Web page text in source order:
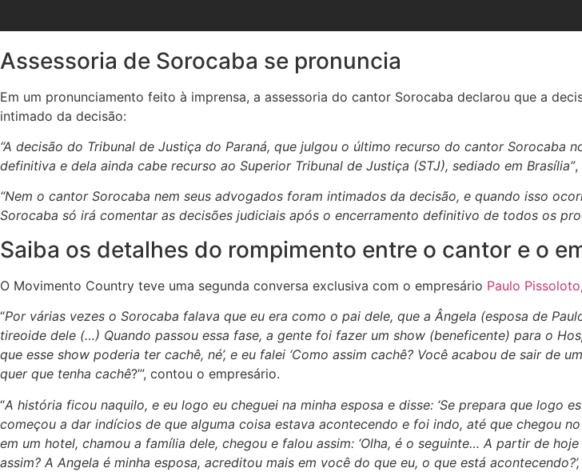
Assessoria de Sorocaba se pronuncia
Em um pronunciamento feito à imprensa, a assessoria do cantor Sorocaba declarou que a
intimado da decisão:
“A decisão do Tribunal de Justiça do Paraná, que julgou o último recurso do cantor Sorocaba
definitiva e dela ainda cabe recurso ao Superior Tribunal de Justiça (STJ), sediado em Brasília”,
“Nem o cantor Sorocaba nem seus advogados foram intimados da decisão, e quando isso
Sorocaba só irá comentar as decisões judiciais após o encerramento definitivo de todos os
Saiba os detalhes do rompimento entre o cantor e o
O Movimento Country teve uma segunda conversa exclusiva com o empresário Paulo Pissoloto
“Por várias vezes o Sorocaba falava que eu era como o pai dele, que a Ângela (esposa de
tireoide dele (…) Quando passou essa fase, a gente foi fazer um show (beneficente) para o
que esse show poderia ter cachê, né’, e eu falei ‘Como assim cachê? Você acabou de sair
quer que tenha cachê?’”, contou o empresário.
“A história ficou naquilo, e eu logo eu cheguei na minha esposa e disse: ‘Se prepara que logo
começou a dar indícios de que alguma coisa estava acontecendo e foi indo, até que chegou
em um hotel, chamou a família dele, chegou e falou assim: ‘Olha, é o seguinte… A partir de
assim? A Angela é minha esposa, acreditou mais em você do que eu, o que está